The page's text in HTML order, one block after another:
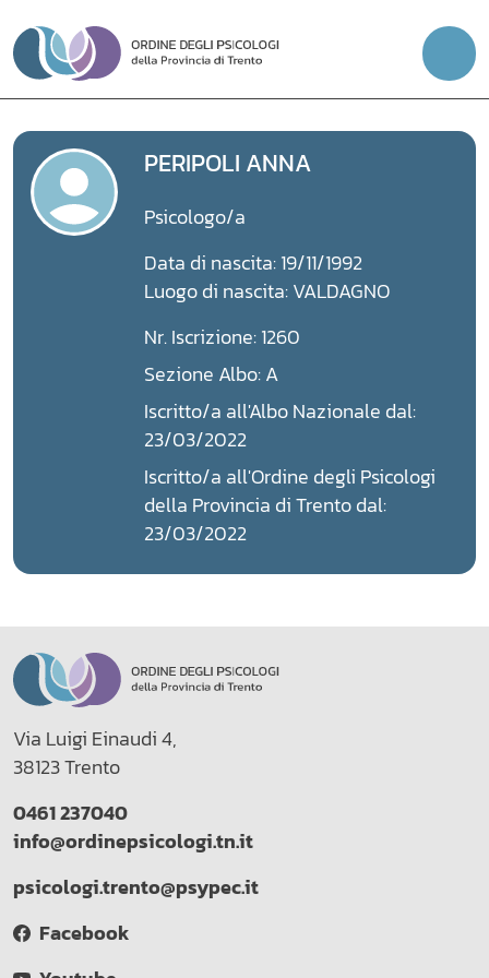
Vai
PERIPOLI ANNA
Psicologo/a
Data di nascita: 19/11/1992
Luogo di nascita: VALDAGNO
Nr. Iscrizione: 1260
Sezione Albo: A
Iscritto/a all'Albo Nazionale dal:
23/03/2022
Iscritto/a all'Ordine degli Psicologi
della Provincia di Trento dal:
23/03/2022
Via Luigi Einaudi 4,
38123 Trento
0461 237040
info@ordinepsicologi.tn.it
psicologi.trento@psypec.it
Facebook